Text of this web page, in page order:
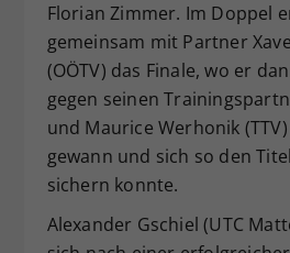
Florian Zimmer. Im Doppel
gemeinsam mit Partner
(OÖTV) das Finale, wo er
gegen seinen
und Maurice Werhonik
gewann und sich so den
sichern konnte.
Alexander Gschiel (UTC